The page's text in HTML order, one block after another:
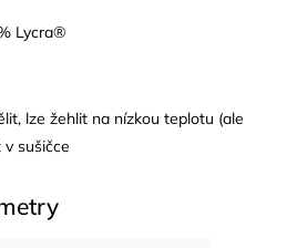
Lycra®
lze žehlit na nízkou teplotu (ale
sušičce